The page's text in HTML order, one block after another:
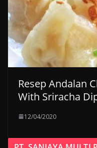
Resep Andalan
With Sriracha
12/04/2020